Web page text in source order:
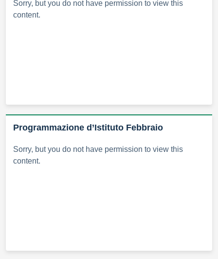
Sorry, but you do not have permission to view this
content.
Programmazione d’Istituto Febbraio
Sorry, but you do not have permission to view this
content.